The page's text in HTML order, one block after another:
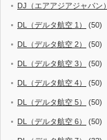
DJ（エアアジアジャパン）
DL（デルタ航空 1） (50)
DL（デルタ航空 2） (50)
DL（デルタ航空 3） (50)
DL（デルタ航空 4） (50)
DL（デルタ航空 5） (50)
DL（デルタ航空 6） (50)